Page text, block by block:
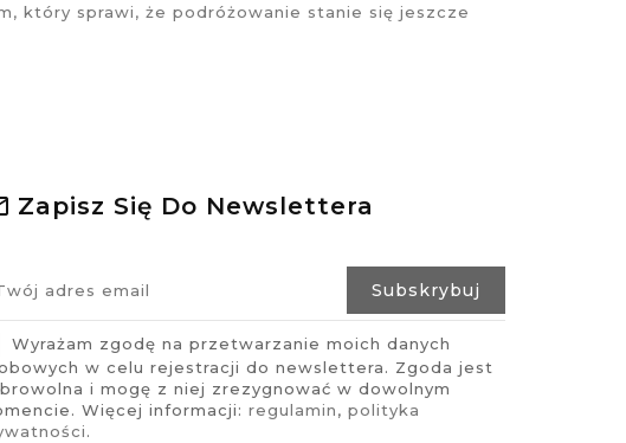
który sprawi, że podróżowanie stanie się jeszcze
Zapisz Się Do Newslettera
Wyrażam zgodę na przetwarzanie moich danych
w celu rejestracji do newslettera. Zgoda jest
i mogę z niej zrezygnować w dowolnym
Więcej informacji: regulamin, polityka
.